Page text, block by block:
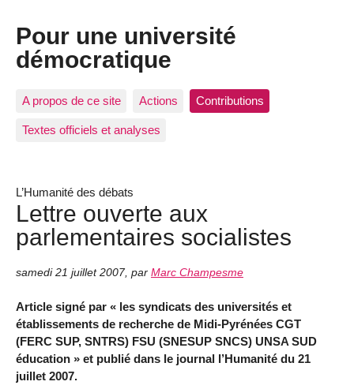
Pour une université
démocratique
A propos de ce site Actions Contributions
Textes officiels et analyses
L’Humanité des débats
Lettre ouverte aux
parlementaires socialistes
samedi 21 juillet 2007, par Marc Champesme
Article signé par « les syndicats des universités et
établissements de recherche de Midi-Pyrénées CGT
(FERC SUP, SNTRS) FSU (SNESUP SNCS) UNSA SUD
éducation » et publié dans le journal l’Humanité du 21
juillet 2007.